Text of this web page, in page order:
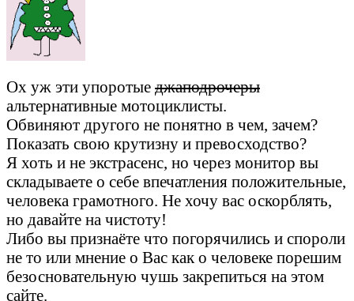
Ох уж эти упоротые джаподрочеры
альтернативные мотоциклисты.
Обвиняют другого не понятно в чем, зачем?
Показать свою крутизну и превосходство?
Я хоть и не экстрасенс, но через монитор вы
складываете о себе впечатления положительные,
человека грамотного. Не хочу вас оскорблять,
но давайте на чистоту!
Либо вы признаёте что погорячились и спороли
не то или мнение о Вас как о человеке порешим
безосновательную чушь закрепиться на этом
сайте.